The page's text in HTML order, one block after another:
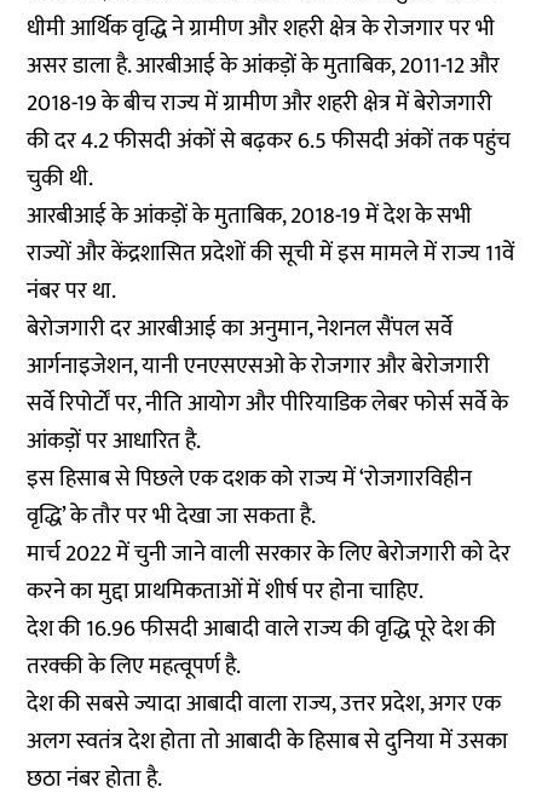
धीमी आर्थिक वृद्धि ने ग्रामीण और शहरी क्षेत्र के रोजगार पर भी
असर डाला है. आरबीआई के आंकड़ों के मुताबिक, 2011-12 और
2018-19 के बीच राज्य में ग्रामीण और शहरी क्षेत्र में बेरोजगारी
की दर 4.2 फीसदी अंकों से बढ़कर 6.5 फीसदी अंकों तक पहुंच
चुकी थी.
आरबीआई के आंकड़ों के मुताबिक, 2018-19 में देश के सभी
राज्यों और केंद्रशासित प्रदेशों की सूची में इस मामले में राज्य 11वें
नंबर पर था.
बेरोजगारी दर आरबीआई का अनुमान, नेशनल सैंपल सर्वे
आर्गनाइजेशन, यानी एनएसएसओ के रोजगार और बेरोजगारी
सर्वे रिपोर्टों पर, नीति आयोग और पीरियाडिक लेबर फोर्स सर्वे के
आंकड़ों पर आधारित है.
इस हिसाब से पिछले एक दशक को राज्य में ‘रोजगारविहीन
वृद्धि’ के तौर पर भी देखा जा सकता है.
मार्च 2022 में चुनी जाने वाली सरकार के लिए बेरोजगारी को देर
करने का मुद्दा प्राथमिकताओं में शीर्ष पर होना चाहिए.
देश की 16.96 फीसदी आबादी वाले राज्य की वृद्धि पूरे देश की
तरक्की के लिए महत्वूपर्ण है.
देश की सबसे ज्यादा आबादी वाला राज्य, उत्तर प्रदेश, अगर एक
अलग स्वतंत्र देश होता तो आबादी के हिसाब से दुनिया में उसका
छठा नंबर होता है.